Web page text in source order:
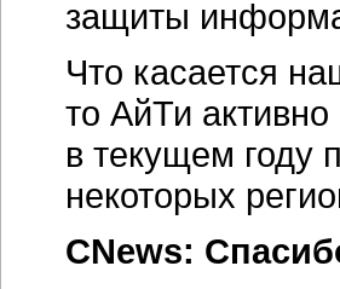
защиты
Что касается
то АйТи
в текущем году
некоторых
CNews: